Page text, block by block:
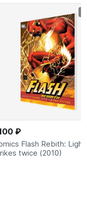
₽
Flash Rebith:
twice (2010)